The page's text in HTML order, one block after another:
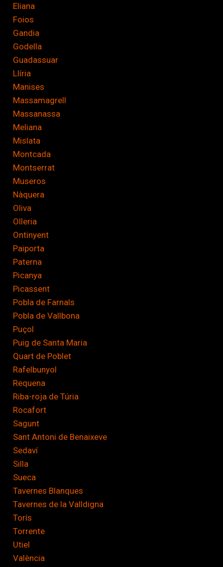
Eliana
Foios
Gandia
Godella
Guadassuar
Llíria
Manises
Massamagrell
Massanassa
Meliana
Mislata
Montcada
Montserrat
Museros
Nàquera
Oliva
Olleria
Ontinyent
Paiporta
Paterna
Picanya
Picassent
Pobla de Farnals
Pobla de Vallbona
Puçol
Puig de Santa Maria
Quart de Poblet
Rafelbunyol
Requena
Riba-roja de Túria
Rocafort
Sagunt
Sant Antoni de Benaixeve
Sedaví
Silla
Sueca
Tavernes Blanques
Tavernes de la Valldigna
Torís
Torrente
Utiel
València